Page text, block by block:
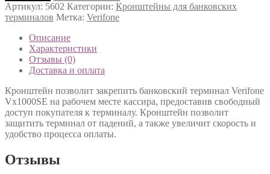
Артикул: 5602 Категории: Кронштейны для банковских
терминалов Метка: Verifone
Описание
Характеристики
Отзывы (0)
Доставка и оплата
Кронштейн позволит закрепить банковский терминал Verifone
Vx1000SE на рабочем месте кассира, предоставив свободный
доступ покупателя к терминалу. Кронштейн позволит
защитить терминал от падений, а также увеличит скорость и
удобство процесса оплаты.
Отзывы